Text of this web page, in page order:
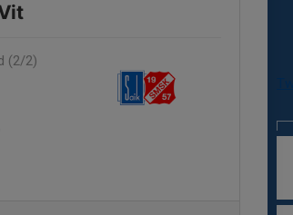
(2/2)